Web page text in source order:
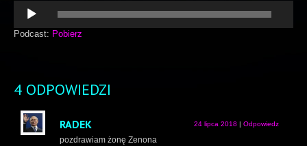
Odtwarzacz
plików
dźwiękowych
Podcast: Pobierz
4 ODPOWIEDZI
RADEK 24 lipca 2018 Odpowiedz
pozdrawiam żonę Zenona